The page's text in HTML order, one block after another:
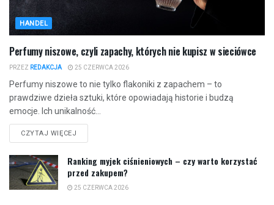
HANDEL
Perfumy niszowe, czyli zapachy, których nie kupisz w sieciówce
PRZEZ REDAKCJA 25 CZERWCA 2026
Perfumy niszowe to nie tylko flakoniki z zapachem – to
prawdziwe dzieła sztuki, które opowiadają historie i budzą
emocje. Ich unikalność...
CZYTAJ WIĘCEJ
Ranking myjek ciśnieniowych – czy warto korzystać
przed zakupem?
25 CZERWCA 2026